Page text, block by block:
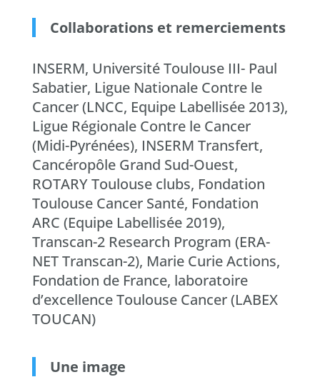
Collaborations et remerciements
INSERM, Université Toulouse III- Paul
Sabatier, Ligue Nationale Contre le
Cancer (LNCC, Equipe Labellisée 2013),
Ligue Régionale Contre le Cancer
(Midi-Pyrénées), INSERM Transfert,
Cancéropôle Grand Sud-Ouest,
ROTARY Toulouse clubs, Fondation
Toulouse Cancer Santé, Fondation
ARC (Equipe Labellisée 2019),
Transcan-2 Research Program (ERA-
NET Transcan-2), Marie Curie Actions,
Fondation de France, laboratoire
d’excellence Toulouse Cancer (LABEX
TOUCAN)
Une image